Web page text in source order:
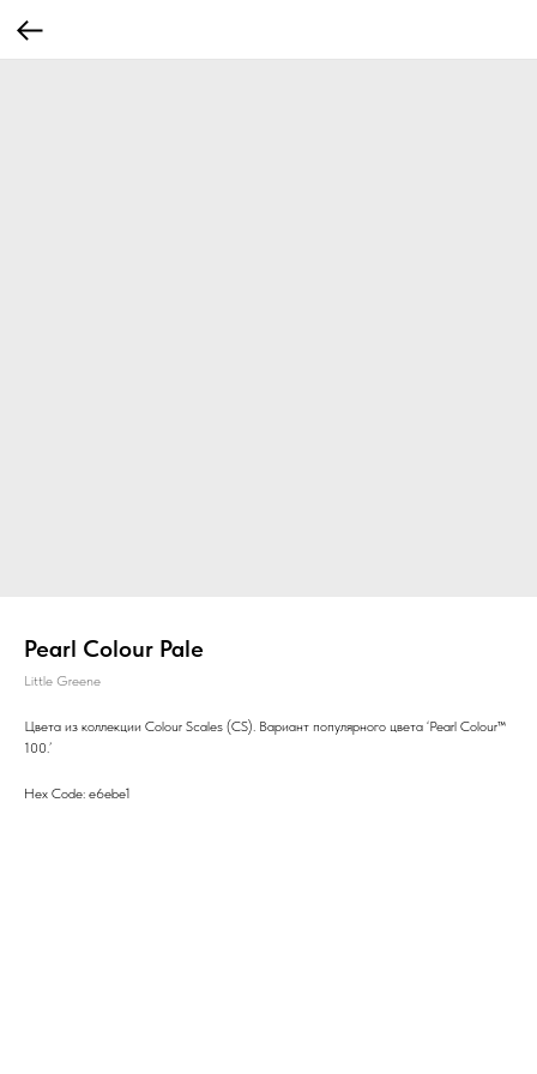
Pearl Colour Pale
Little Greene
Цвета из коллекции Colour Scales (CS). Вариант популярного цвета ‘Pearl Colour™
100.’
Hex Code: e6ebe1